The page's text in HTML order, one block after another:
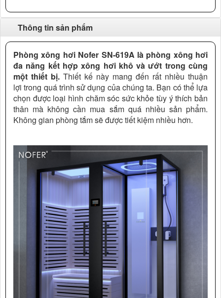
Thông tin sản phẩm
Phòng xông hơi Nofer SN-619A là phòng xông hơi
đa năng kết hợp xông hơi khô và ướt trong cùng
một thiết bị. Thiết kế này mang đến rất nhiều thuận
lợi trong quá trình sử dụng của chúng ta. Bạn có thể lựa
chọn được loại hình chăm sóc sức khỏe tùy ý thích bản
thân mà không cần mua sắm quá nhiều sản phẩm.
Không gian phòng tắm sẽ được tiết kiệm nhiều hơn.